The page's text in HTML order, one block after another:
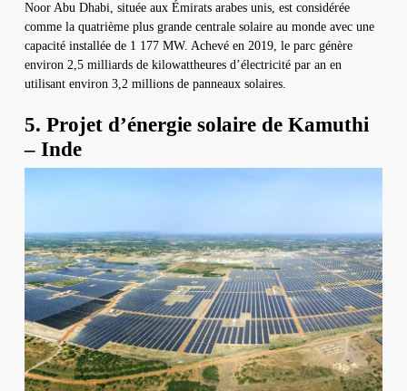
Noor Abu Dhabi, située aux Émirats arabes unis, est considérée
comme la quatrième plus grande centrale solaire au monde avec une
capacité installée de 1 177 MW. Achevé en 2019, le parc génère
environ 2,5 milliards de kilowattheures d’électricité par an en
utilisant environ 3,2 millions de panneaux solaires.
5. Projet d’énergie solaire de Kamuthi
– Inde